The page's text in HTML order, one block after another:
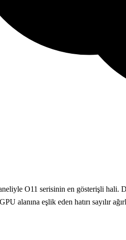
O11 serisinin en gösterişli hali.
alanına eşlik eden hatırı sayılır